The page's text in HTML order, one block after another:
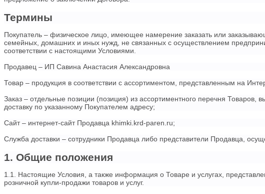
Термины
Покупатель – физическое лицо, имеющее намерение заказать или
семейных, домашних и иных нужд, не связанных с осуществлением
соответствии с настоящими Условиями.
Продавец – ИП Савина Анастасия Александровна
Товар – продукция в соответствии с ассортиментом, представленным на
Заказ – отдельные позиции (позиция) из ассортиментного перечня
доставку по указанному Покупателем адресу;
Сайт – интернет-сайт Продавца khimki.krd-paren.ru;
Служба доставки – сотрудники Продавца либо представители Продавца,
1. Общие положения
1.1. Настоящие Условия, а также информация о Товаре и услугах,
розничной купли-продажи товаров и услуг.